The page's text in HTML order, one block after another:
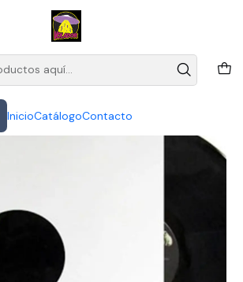
InicioCatálogoContacto
Este es el texto del slide